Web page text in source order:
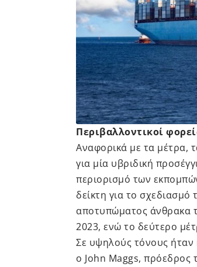
Περιβαλλοντικοί
Αναφορικά με τα μέτρα,
για μία υβριδική
περιορισμό των
δείκτη για το
αποτυπώματος άνθρακα
2023, ενώ το δεύτερο
Σε υψηλούς τόνους ήταν
ο John Maggs, πρόεδρος